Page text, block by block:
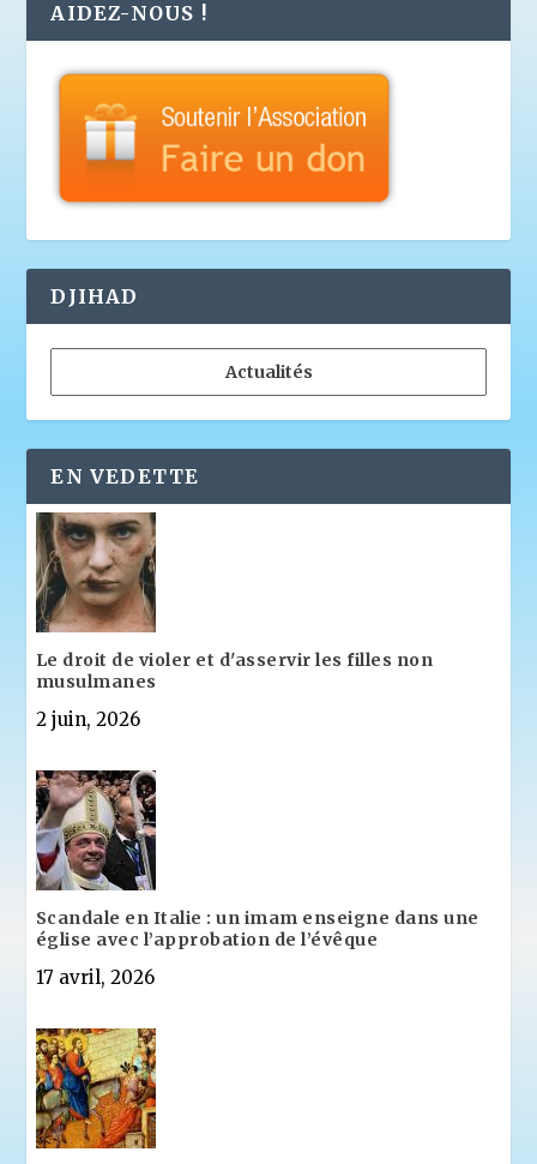
AIDEZ-NOUS !
DJIHAD
Actualités
EN VEDETTE
Le droit de violer et d'asservir les filles non
musulmanes
2 juin, 2026
Scandale en Italie : un imam enseigne dans une
église avec l’approbation de l’évêque
17 avril, 2026